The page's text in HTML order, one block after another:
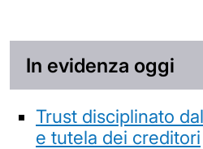
In evidenza oggi
Trust disciplinato
e tutela dei creditori